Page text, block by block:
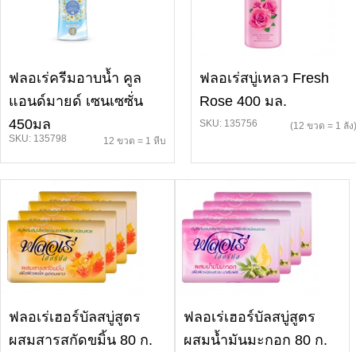
ฟลอเร่ครีมอาบน้ำ คูล
แอนด์มายด์ เซนเซซั่น
450มล
SKU: 135798 12 ขวด = 1 หีบ
ฟลอเร่สบู่เหลว Fresh
Rose 400 มล.
SKU: 135756 (12 ขวด = 1 ลัง)
ฟลอเร่เฮอร์บัลสบู่สูตร
ผสมสารสกัดขมิ้น 80 ก.
ฟลอเร่เฮอร์บัลสบู่สูตร
ผสมน้ำมันมะกอก 80 ก.